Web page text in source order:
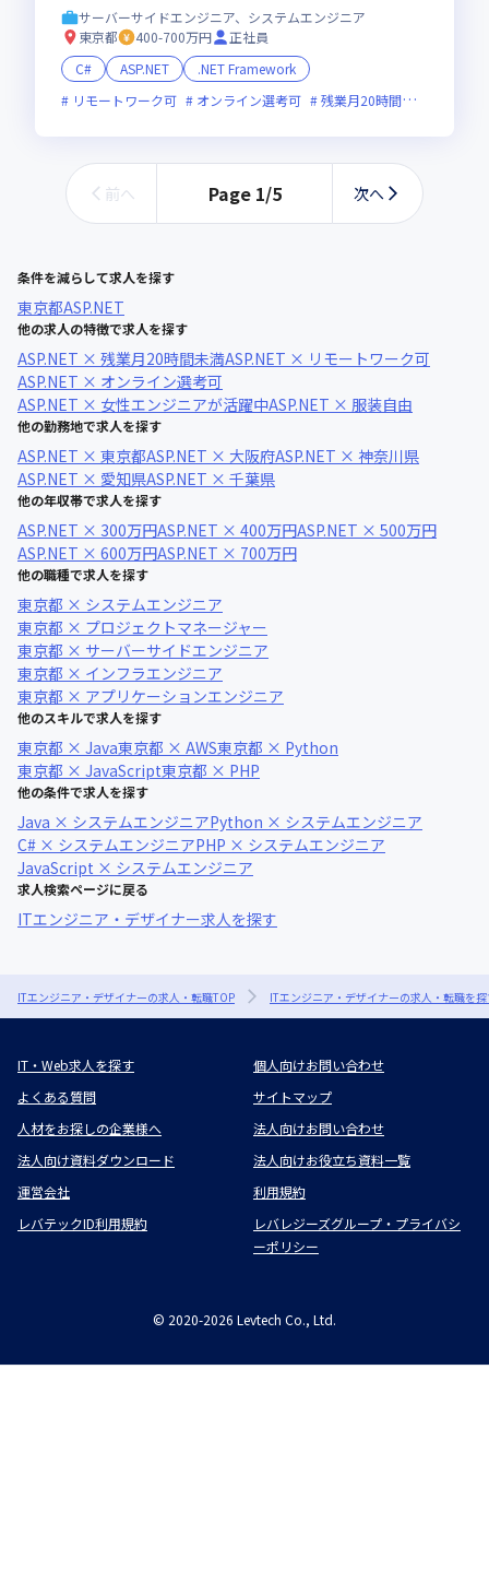
サーバーサイドエンジニア、システムエンジニア
東京都
400-700万円
正社員
C#
ASP.NET
.NET Framework
リモートワーク可
オンライン選考可 残業月20時間未満
前へ Page 1/5 次へ
条件を減らして求人を探す
東京都ASP.NET
他の求人の特徴で求人を探す
ASP.NET × 残業月20時間未満ASP.NET × リモートワーク可
ASP.NET × オンライン選考可
ASP.NET × 女性エンジニアが活躍中ASP.NET × 服装自由
他の勤務地で求人を探す
ASP.NET × 東京都ASP.NET × 大阪府ASP.NET × 神奈川県
ASP.NET × 愛知県ASP.NET × 千葉県
他の年収帯で求人を探す
ASP.NET × 300万円ASP.NET × 400万円ASP.NET × 500万円
ASP.NET × 600万円ASP.NET × 700万円
他の職種で求人を探す
東京都 × システムエンジニア
東京都 × プロジェクトマネージャー
東京都 × サーバーサイドエンジニア
東京都 × インフラエンジニア
東京都 × アプリケーションエンジニア
他のスキルで求人を探す
東京都 × Java東京都 × AWS東京都 × Python
東京都 × JavaScript東京都 × PHP
他の条件で求人を探す
Java × システムエンジニアPython × システムエンジニア
C# × システムエンジニアPHP × システムエンジニア
JavaScript × システムエンジニア
求人検索ページに戻る
ITエンジニア・デザイナー求人を探す
ITエンジニア・デザイナーの求人・転職TOP ITエンジニア・デザイナーの求人・転職を
IT・Web求人を探す
個人向けお問い合わせ
よくある質問
サイトマップ
人材をお探しの企業様へ
法人向けお問い合わせ
法人向け資料ダウンロード
法人向けお役立ち資料一覧
運営会社
利用規約
レバテックID利用規約
レバレジーズグループ・プライバシ
ーポリシー
© 2020-2026 Levtech Co., Ltd.